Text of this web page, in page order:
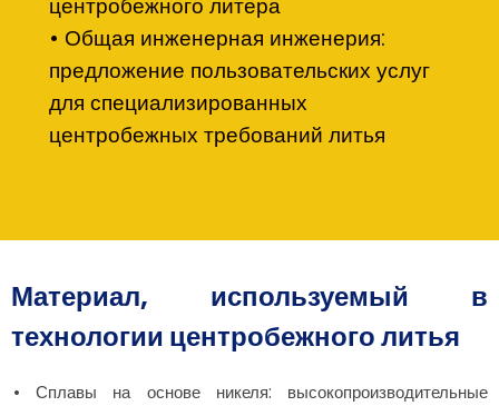
центробежного литера
• Общая инженерная инженерия:
предложение пользовательских услуг
для специализированных
центробежных требований литья
Материал, используемый в
технологии центробежного литья
• Сплавы на основе никеля: высокопроизводительные